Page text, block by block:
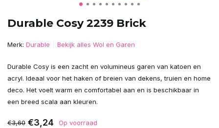
Durable Cosy 2239 Brick
Merk: Durable Bekijk alles Wol en Garen
Durable Cosy is een zacht en volumineus garen van katoen en
acryl. Ideaal voor het haken of breien van dekens, truien en home
deco. Het voelt warm en comfortabel aan en is beschikbaar in
een breed scala aan kleuren.
€3,60 €3,24 Op voorraad